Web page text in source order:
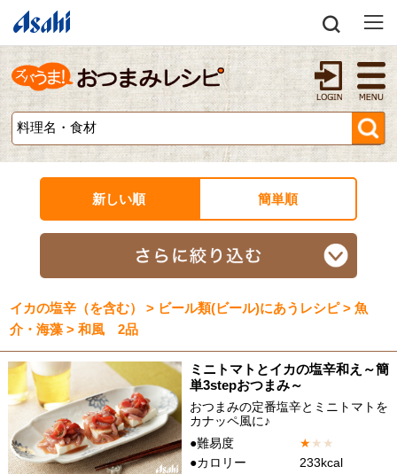
新しい順 簡単順
イカの塩辛（を含む） > ビール類(ビール)にあうレシピ > 魚
介・海藻 > 和風 2品
ミニトマトとイカの塩辛和え～簡
単3stepおつまみ～
おつまみの定番塩辛とミニトマトを
カナッペ風に♪
●難易度
★★ ★
●カロリー
233kcal